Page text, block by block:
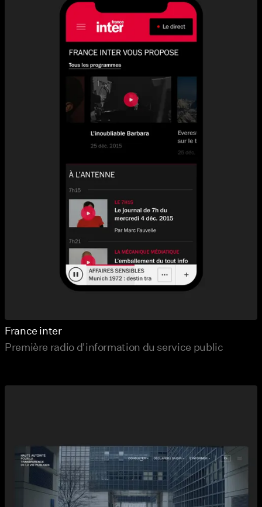
France inter
Première radio d'information du service public